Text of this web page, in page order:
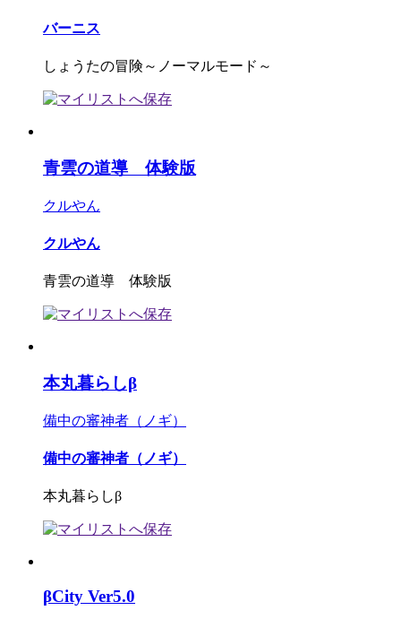
バーニス
しょうたの冒険～ノーマルモード～
青雲の道導 体験版
クルやん
クルやん
青雲の道導 体験版
本丸暮らしβ
備中の審神者（ノギ）
備中の審神者（ノギ）
本丸暮らしβ
βCity Ver5.0